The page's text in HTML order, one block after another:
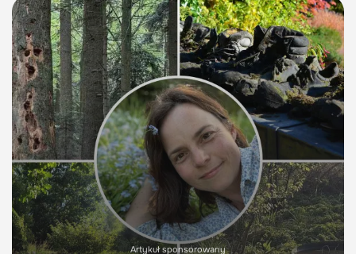
Artykuł sponsorowany